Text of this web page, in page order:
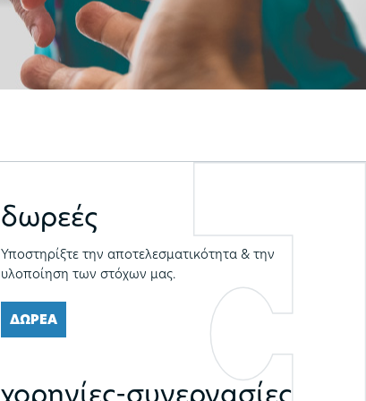
δωρεές
Υποστηρίξτε την αποτελεσματικότητα & την
υλοποίηση των στόχων μας.
ΔΩΡΕΑ
χορηγίες-συνεργασίες